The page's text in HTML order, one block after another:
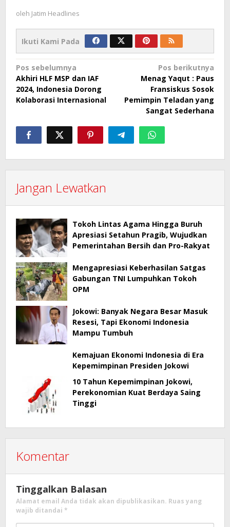
oleh Jatim Headlines
Ikuti Kami Pada
Navigasi
pos
Pos sebelumnya
Akhiri HLF MSP dan IAF
2024, Indonesia Dorong
Kolaborasi Internasional
Pos berikutnya
Menag Yaqut : Paus
Fransiskus Sosok
Pemimpin Teladan yang
Sangat Sederhana
Jangan Lewatkan
Tokoh Lintas Agama Hingga Buruh
Apresiasi Setahun Pragib, Wujudkan
Pemerintahan Bersih dan Pro-Rakyat
Mengapresiasi Keberhasilan Satgas
Gabungan TNI Lumpuhkan Tokoh
OPM
Jokowi: Banyak Negara Besar Masuk
Resesi, Tapi Ekonomi Indonesia
Mampu Tumbuh
Kemajuan Ekonomi Indonesia di Era
Kepemimpinan Presiden Jokowi
10 Tahun Kepemimpinan Jokowi,
Perekonomian Kuat Berdaya Saing
Tinggi
Komentar
Tinggalkan Balasan
Alamat email Anda tidak akan dipublikasikan. Ruas yang
wajib ditandai *